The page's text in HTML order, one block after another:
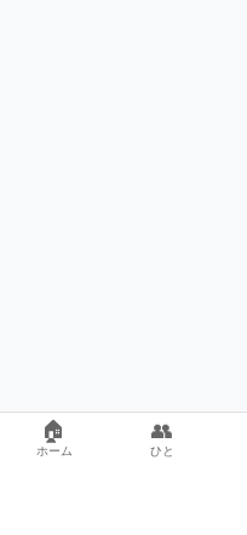
🏠
ホーム
👥
ひと